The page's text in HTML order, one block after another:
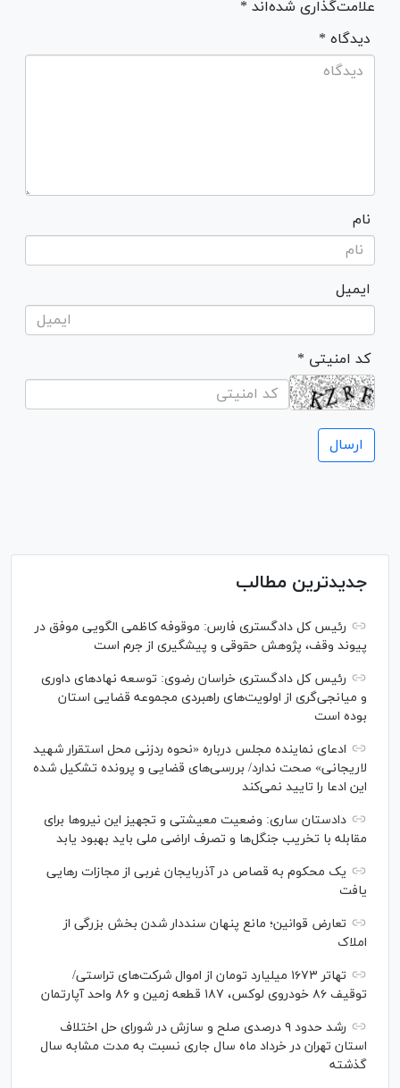
علامت‌گذاری شده‌اند *
* دیدگاه
نام
ایمیل
* کد امنیتی
جدیدترین مطالب
رئیس کل دادگستری فارس: موقوفه کاظمی الگویی موفق در
پیوند وقف، پژوهش حقوقی و پیشگیری از جرم است
رئیس کل دادگستری خراسان رضوی: توسعه نهاد‌های داوری
و میانجی‌گری از اولویت‌های راهبردی مجموعه قضایی استان
بوده است
ادعای نماینده مجلس درباره «نحوه ردزنی محل استقرار شهید
لاریجانی» صحت ندارد/ بررسی‌های قضایی و پرونده تشکیل شده
این ادعا را تایید نمی‌کند
دادستان ساری: وضعیت معیشتی و تجهیز این نیرو‌ها برای
مقابله با تخریب جنگل‌ها و تصرف اراضی ملی باید بهبود یابد
یک محکوم به قصاص در آذربایجان‌ غربی از مجازات رهایی
یافت
تعارض قوانین؛ مانع پنهان سنددار شدن بخش بزرگی از
املاک
تهاتر ۱۶۷۳ میلیارد تومان از اموال شرکت‌های تراستی/
توقیف ۸۶ خودروی لوکس، ۱۸۷ قطعه زمین و ۸۶ واحد آپارتمان
رشد حدود ۹ درصدی صلح و سازش در شورای حل اختلاف
استان تهران در خرداد ماه سال جاری نسبت به مدت مشابه سال
گذشته